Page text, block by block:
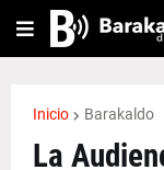
Inicio Barakaldo
La